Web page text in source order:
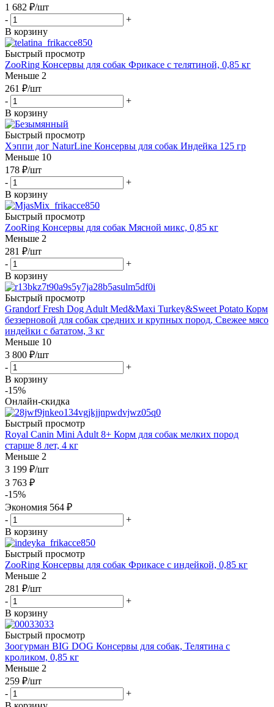
1 682 ₽/шт
-
+
В корзину
Быстрый просмотр
ZooRing Консервы для собак Фрикасе с телятиной, 0,85 кг
Меньше 2
261 ₽/шт
-
+
В корзину
Быстрый просмотр
Хэппи дог NaturLine Консервы для собак Индейка 125 гр
Меньше 10
178 ₽/шт
-
+
В корзину
Быстрый просмотр
ZooRing Консервы для собак Мясной микс, 0,85 кг
Меньше 2
281 ₽/шт
-
+
В корзину
Быстрый просмотр
Grandorf Fresh Dog Adult Med&Maxi Turkey&Sweet Potato Корм
беззерновой для собак средних и крупных пород, Свежее мясо
индейки с бататом, 3 кг
Меньше 10
3 800 ₽/шт
-
+
В корзину
-15%
Онлайн-скидка
Быстрый просмотр
Royal Canin Mini Adult 8+ Корм для собак мелких пород
старше 8 лет, 4 кг
Меньше 2
3 199 ₽/шт
3 763 ₽
-15%
Экономия 564 ₽
-
+
В корзину
Быстрый просмотр
ZooRing Консервы для собак Фрикасе с индейкой, 0,85 кг
Меньше 2
281 ₽/шт
-
+
В корзину
Быстрый просмотр
Зоогурман BIG DOG Консервы для собак, Телятина с
кроликом, 0,85 кг
Меньше 2
259 ₽/шт
-
+